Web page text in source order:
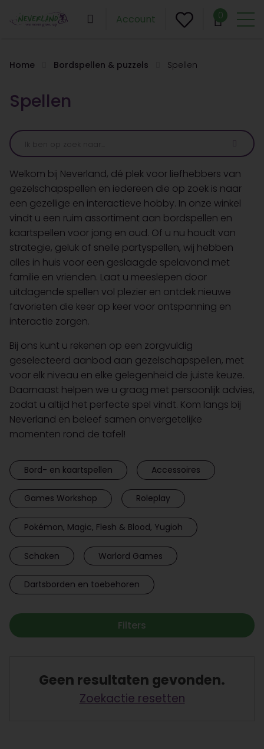
Account 0
Home Bordspellen & puzzels Spellen
Spellen
Welkom bij Neverland, dé plek voor liefhebbers van
gezelschapspellen en iedereen die op zoek is naar
een gezellige en interactieve hobby. In onze winkel
vindt u een ruim assortiment aan bordspellen en
kaartspellen voor jong en oud. Of u nu houdt van
strategie, geluk of snelle partyspellen, wij hebben
alles in huis voor een geslaagde spelavond met
familie en vrienden. Laat u meeslepen door
uitdagende spellen vol plezier en ontdek nieuwe
favorieten die keer op keer voor ontspanning en
interactie zorgen.
Bij ons kunt u rekenen op een zorgvuldig
geselecteerd aanbod aan gezelschapspellen, met
voor elk niveau en elke gelegenheid de juiste keuze.
Daarnaast helpen we u graag met persoonlijk advies,
zodat u altijd het perfecte spel vindt. Kom langs bij
Neverland en beleef samen onvergetelijke
momenten rond de tafel!
Bord- en kaartspellen Accessoires
Games Workshop Roleplay
Pokémon, Magic, Flesh & Blood, Yugioh
Schaken Warlord Games
Dartsborden en toebehoren
Filters
Geen resultaten gevonden.
Zoekactie resetten